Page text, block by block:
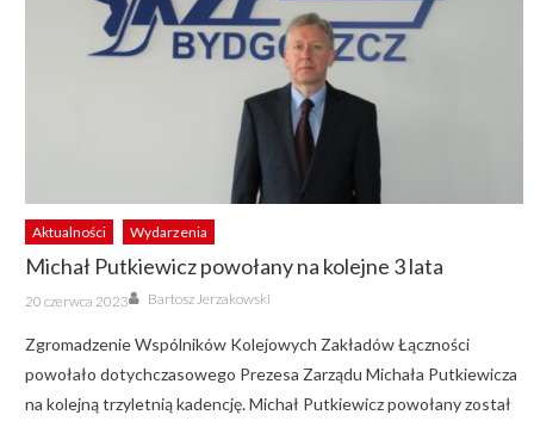
Aktualności Wydarzenia
Michał Putkiewicz powołany na kolejne 3 lata
Posted
on
20 czerwca 2023 Author
Bartosz Jerzakowski
Zgromadzenie Wspólników Kolejowych Zakładów Łączności
powołało dotychczasowego Prezesa Zarządu Michała Putkiewicza
na kolejną trzyletnią kadencję. Michał Putkiewicz powołany został